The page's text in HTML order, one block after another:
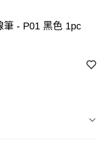
筆 - P01 黑色 1pc